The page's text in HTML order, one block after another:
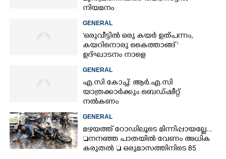
നിയമനം
GENERAL
'ഒരുവീട്ടിൽ ഒരു കയർ ഉത്പന്നം,
കയറിനൊരു കൈത്താങ്ങ് '
ഉദ്ഘാടനം നാളെ
GENERAL
എ.സി കോച്ച്: ആർ.എ.സി
യാത്രക്കാർക്കും ബെഡ്ഷീറ്റ്
നൽകണം
GENERAL
മഴയത്ത് റോഡിലൂടെ മിന്നിപ്പായല്ലേ...
നനഞ്ഞ പാതയിൽ വേണം അധിക
കരുതൽ  ഒരുമാസത്തിനിടെ 85